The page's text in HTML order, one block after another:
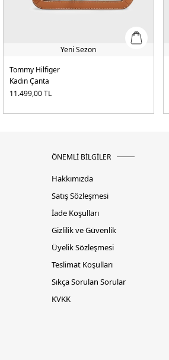
Yeni Sezon
Tommy Hilfiger
Kadın Çanta
11.499,00TL
ÖNEMLİ BİLGİLER
Hakkımızda
Satış Sözleşmesi
İade Koşulları
Gizlilik ve Güvenlik
Üyelik Sözleşmesi
Teslimat Koşulları
Sıkça Sorulan Sorular
KVKK